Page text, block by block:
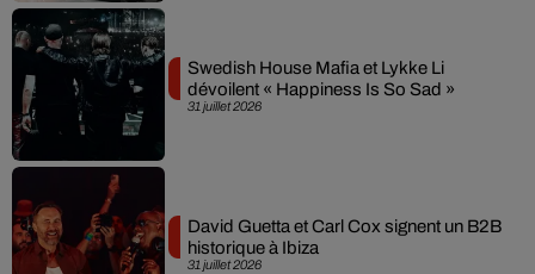
31 juillet 2026
Swedish House Mafia et Lykke Li
dévoilent « Happiness Is So Sad »
31 juillet 2026
David Guetta et Carl Cox signent un B2B
historique à Ibiza